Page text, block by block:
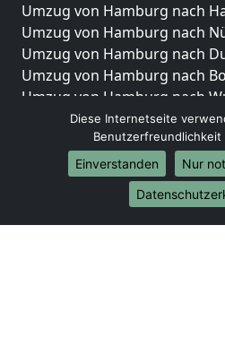
Umzug von Hamburg nach
Umzug von Hamburg nach
Umzug von Hamburg nach
Umzug von Hamburg nach
Umzug von Hamburg nach
Umzug von Hamburg nach
Umzug von Hamburg nach
Umzug von Hamburg nach
Internationale-Umzüge
Umzug von Hamburg nach
Diese Internetseite
Benutzerfreundlichkeit
Einverstanden
Nur